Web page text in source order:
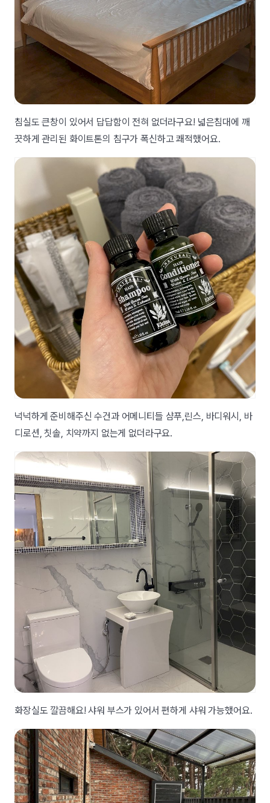
침실도 큰창이 있어서 답답함이 전혀 없더라구요! 넓은침대에 깨
끗하게 관리된 화이트톤의 침구가 폭신하고 쾌적했어요.
넉넉하게 준비해주신 수건과 어메니티들 샴푸,린스, 바디워시, 바
디로션, 칫솔, 치약까지 없는게 없더라구요.
화장실도 깔끔해요! 샤워 부스가 있어서 편하게 샤워 가능했어요.